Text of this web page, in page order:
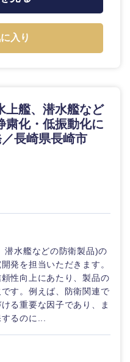
入り
上艦、潜水艦など
粛化・低振動化に
長崎県長崎市
潜水艦などの防衛製品)の
発を担当いただきます。
性向上にあたり、製品の
す。例えば、防衛関連で
る重要な因子であり、ま
るのに...